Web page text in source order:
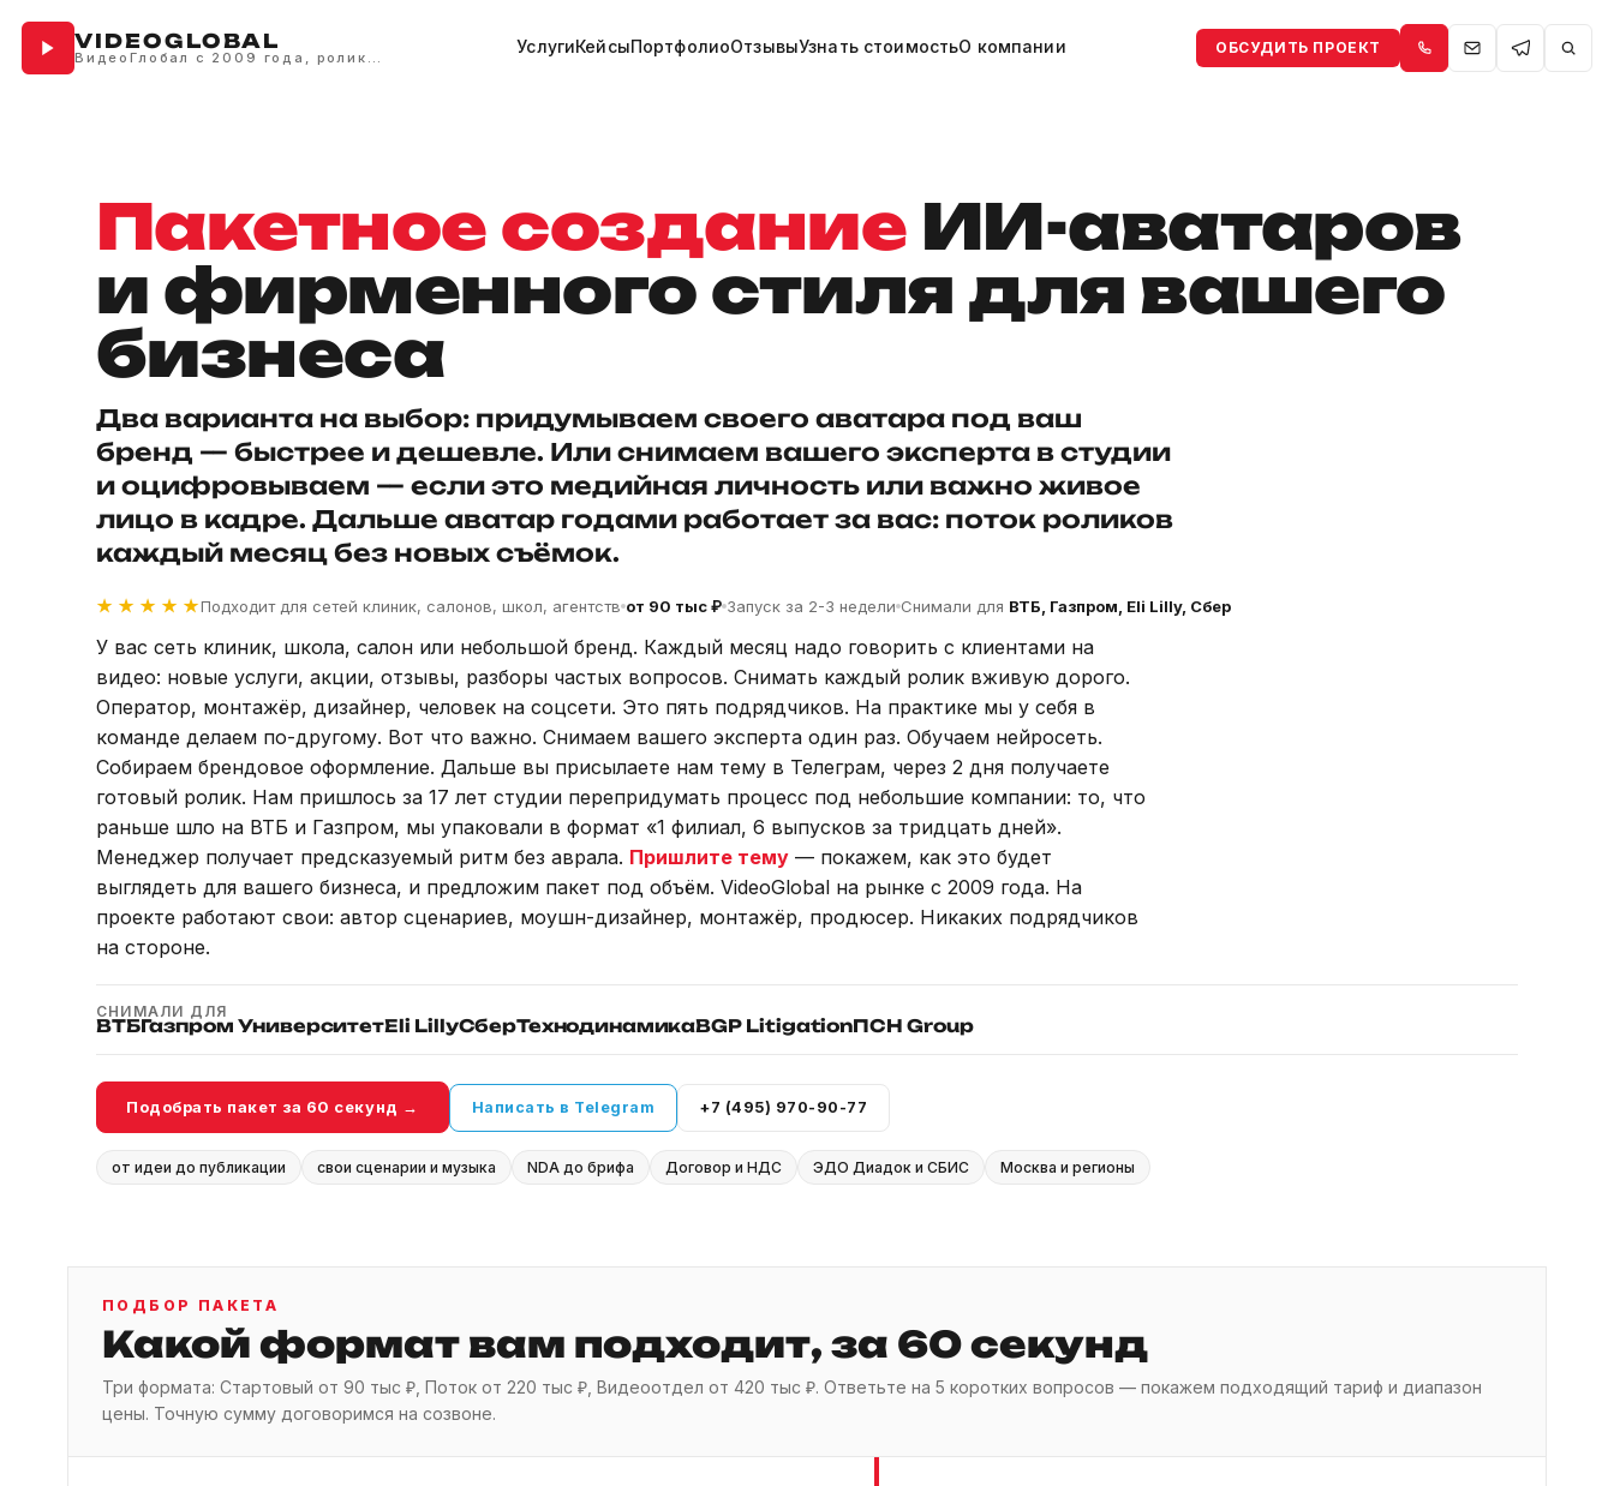
VIDEOGLOBAL
ВидеоГлобал с 2009 года, ролики и фильмы для бизнеса
УслугиКейсыПортфолиоОтзывыУзнать стоимостьО компании ОБСУДИТЬ ПРОЕКТ
Пакетное создание ИИ-аватаров
и фирменного стиля для вашего
бизнеса
Два варианта на выбор: придумываем своего аватара под ваш
бренд — быстрее и дешевле. Или снимаем вашего эксперта в студии
и оцифровываем — если это медийная личность или важно живое
лицо в кадре. Дальше аватар годами работает за вас: поток роликов
каждый месяц без новых съёмок.
★ ★ ★ ★ ★Подходит для сетей клиник, салонов, школ, агентств от 90 тыс ₽ Запуск за 2-3 недели Снимали для ВТБ, Газпром, Eli Lilly, Сбер
У вас сеть клиник, школа, салон или небольшой бренд. Каждый месяц надо говорить с клиентами на
видео: новые услуги, акции, отзывы, разборы частых вопросов. Снимать каждый ролик вживую дорого.
Оператор, монтажёр, дизайнер, человек на соцсети. Это пять подрядчиков. На практике мы у себя в
команде делаем по-другому. Вот что важно. Снимаем вашего эксперта один раз. Обучаем нейросеть.
Собираем брендовое оформление. Дальше вы присылаете нам тему в Телеграм, через 2 дня получаете
готовый ролик. Нам пришлось за 17 лет студии перепридумать процесс под небольшие компании: то, что
раньше шло на ВТБ и Газпром, мы упаковали в формат «1 филиал, 6 выпусков за тридцать дней».
Менеджер получает предсказуемый ритм без аврала. Пришлите тему — покажем, как это будет
выглядеть для вашего бизнеса, и предложим пакет под объём. VideoGlobal на рынке с 2009 года. На
проекте работают свои: автор сценариев, моушн-дизайнер, монтажёр, продюсер. Никаких подрядчиков
на стороне.
СНИМАЛИ ДЛЯ
ВТБГазпром УниверситетEli LillyСберТехнодинамикаBGP LitigationПСН Group
Подобрать пакет за 60 секунд → Написать в Telegram +7 (495) 970-90-77
от идеи до публикации свои сценарии и музыка NDA до брифа Договор и НДС ЭДО Диадок и СБИС Москва и регионы
ПОДБОР ПАКЕТА
Какой формат вам подходит, за 60 секунд
Три формата: Стартовый от 90 тыс ₽, Поток от 220 тыс ₽, Видеоотдел от 420 тыс ₽. Ответьте на 5 коротких вопросов — покажем подходящий тариф и диапазон
цены. Точную сумму договоримся на созвоне.